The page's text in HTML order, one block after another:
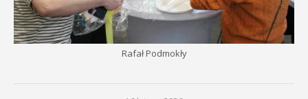
Rafał Podmokły